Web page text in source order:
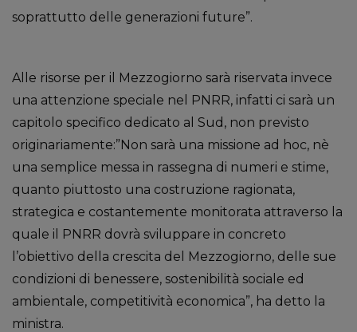
soprattutto delle generazioni future”.
Alle risorse per il Mezzogiorno sarà riservata invece
una attenzione speciale nel PNRR, infatti ci sarà un
capitolo specifico dedicato al Sud, non previsto
originariamente:”Non sarà una missione ad hoc, nè
una semplice messa in rassegna di numeri e stime,
quanto piuttosto una costruzione ragionata,
strategica e costantemente monitorata attraverso la
quale il PNRR dovrà sviluppare in concreto
l’obiettivo della crescita del Mezzogiorno, delle sue
condizioni di benessere, sostenibilità sociale ed
ambientale, competitività economica”, ha detto la
ministra.